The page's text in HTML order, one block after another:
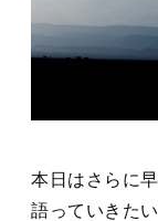
本日はさらに
語っていきた